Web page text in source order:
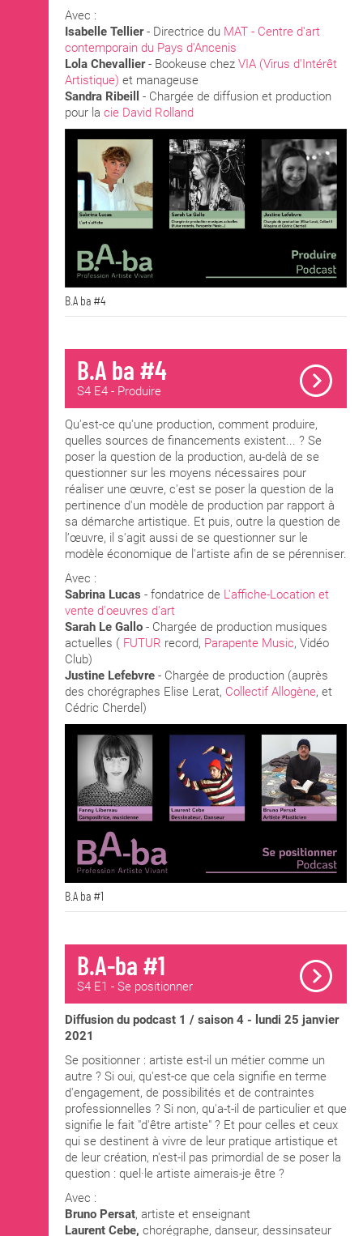
Avec :
Isabelle Tellier- Directrice du MAT - Centre d'art
contemporain du Pays d'Ancenis
Lola Chevallier- Bookeuse chez VIA (Virus d'Intérêt
Artistique) et manageuse
Sandra Ribeill
- Chargée de diffusion et production
pour la cie David Rolland
B.A ba #4
B.A ba #4
S4 E4 - Produire
Qu'est-ce qu'une production, comment produire,
quelles sources de financements existent... ? Se
poser la question de la production, au-delà de se
questionner sur les moyens nécessaires pour
réaliser une œuvre, c'est se poser la question de la
pertinence d'un modèle de production par rapport à
sa démarche artistique. Et puis, outre la question de
l’œuvre, il s'agit aussi de se questionner sur le
modèle économique de l'artiste afin de se pérenniser.
Avec :
Sabrina Lucas - fondatrice de L'affiche-Location et
vente d'oeuvres d'art
Sarah Le Gallo - Chargée de production musiques
actuelles ( FUTUR record, Parapente Music, Vidéo
Club)
Justine Lefebvre - Chargée de production (auprès
des chorégraphes Elise Lerat, Collectif Allogène, et
Cédric Cherdel)
B.A ba #1
B.A-ba #1
S4 E1 - Se positionner
Diffusion du podcast 1 / saison 4 - lundi 25 janvier
2021
Se positionner : artiste est-il un métier comme un
autre ? Si oui, qu'est-ce que cela signifie en terme
d'engagement, de possibilités et de contraintes
professionnelles ? Si non, qu'a-t-il de particulier et que
signifie le fait "d'être artiste" ? Et pour celles et ceux
qui se destinent à vivre de leur pratique artistique et
de leur création, n'est-il pas primordial de se poser la
question : quel·le artiste aimerais-je être ?
Avec :
Bruno Persat, artiste et enseignant
Laurent Cebe, chorégraphe, danseur, dessinsateur